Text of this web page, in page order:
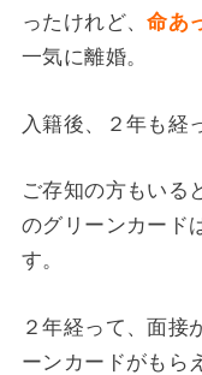
ったけれど、命あ
一気に離婚。
入籍後、２年も経
ご存知の方もいる
のグリーンカード
す。
２年経って、面接
ーンカードがもら